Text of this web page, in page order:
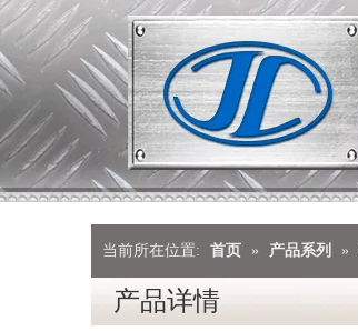
当前所在位置: 首页 » 产品系列 »
产品详情